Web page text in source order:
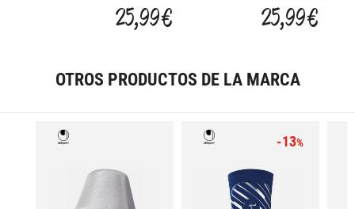
25,99 € 25,99 €
OTROS PRODUCTOS DE LA MARCA
-13%